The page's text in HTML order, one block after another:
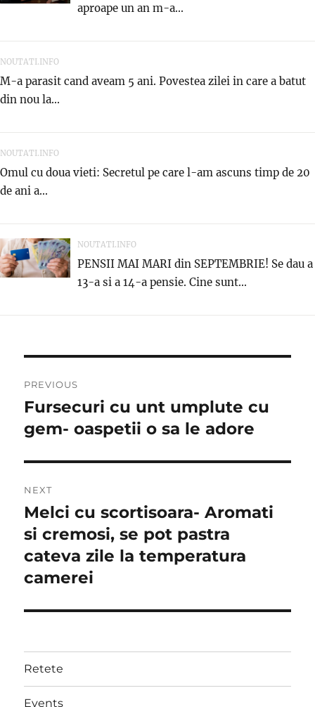
aproape un an m-a...
NOUTATI.INFO
M-a parasit cand aveam 5 ani. Povestea zilei in care a batut
din nou la...
NOUTATI.INFO
Omul cu doua vieti: Secretul pe care l-am ascuns timp de 20
de ani a...
NOUTATI.INFO
PENSII MAI MARI din SEPTEMBRIE! Se dau a
13-a si a 14-a pensie. Cine sunt...
navigation
PREVIOUS
Previous
post:
Fursecuri cu unt umplute cu
gem- oaspetii o sa le adore
NEXT
Next
post:
Melci cu scortisoara- Aromati
si cremosi, se pot pastra
cateva zile la temperatura
camerei
Retete
Events